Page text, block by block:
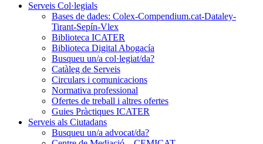
Serveis Col·legials
Bases de dades: Colex-Compendium.cat-Dataley-
Tirant-Sepín-Vlex
Biblioteca ICATER
Biblioteca Digital Abogacía
Busqueu un/a col·legiat/da?
Catàleg de Serveis
Circulars i comunicacions
Normativa professional
Ofertes de treball i altres ofertes
Guies Pràctiques ICATER
Serveis als Ciutadans
Busqueu un/a advocat/da?